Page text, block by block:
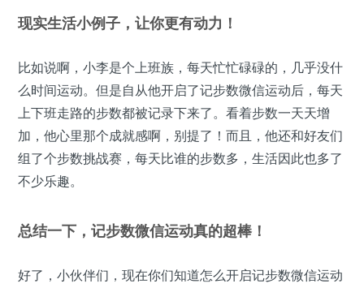
现实生活小例子，让你更有动力！
比如说啊，小李是个上班族，每天忙忙碌碌的，几乎没什
么时间运动。但是自从他开启了记步数微信运动后，每天
上下班走路的步数都被记录下来了。看着步数一天天增
加，他心里那个成就感啊，别提了！而且，他还和好友们
组了个步数挑战赛，每天比谁的步数多，生活因此也多了
不少乐趣。
总结一下，记步数微信运动真的超棒！
好了，小伙伴们，现在你们知道怎么开启记步数微信运动